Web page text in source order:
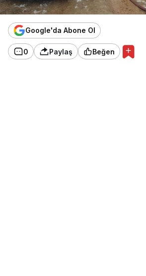
Google'da Abone Ol
0 Paylaş Beğen